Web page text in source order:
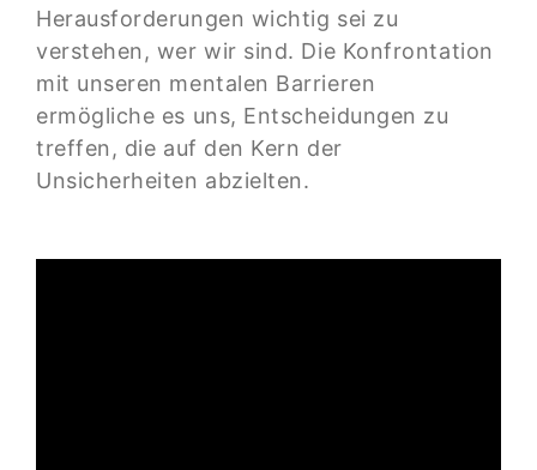
Herausforderungen wichtig sei zu
verstehen, wer wir sind. Die Konfrontation
mit unseren mentalen Barrieren
ermögliche es uns, Entscheidungen zu
treffen, die auf den Kern der
Unsicherheiten abzielten.